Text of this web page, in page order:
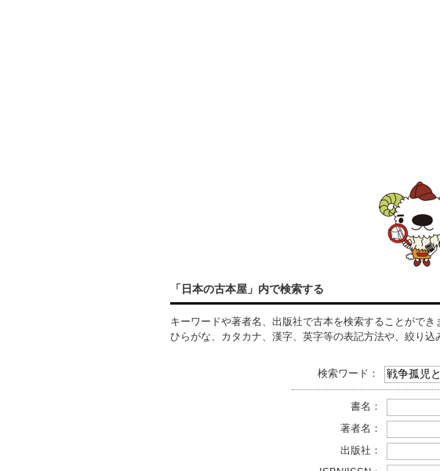
「日本の古本屋」内で検索する
キーワードや著者名、出版社で古本を検索することができ
ひらがな、カタカナ、漢字、英字等の表記方法や、絞り込
検索ワード：
書名：
著者名：
出版社：